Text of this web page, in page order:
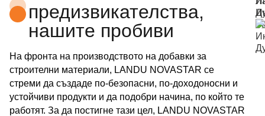
предизвикателства,
нашите пробиви
На фронта на производството на добавки за
строителни материали, LANDU NOVASTAR се
стреми да създаде по-безопасни, по-доходоносни и
устойчиви продукти и да подобри начина, по който те
работят. За да постигне тази цел, LANDU NOVASTAR